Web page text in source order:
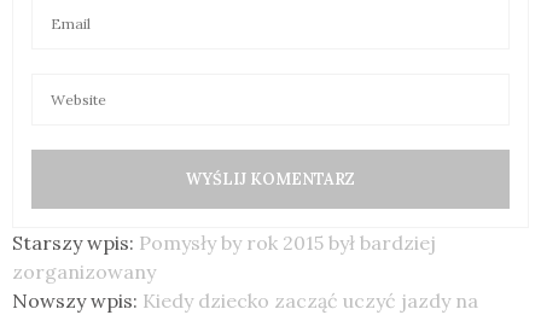
Starszy wpis: Pomysły by rok 2015 był bardziej
zorganizowany
Nowszy wpis: Kiedy dziecko zacząć uczyć jazdy na